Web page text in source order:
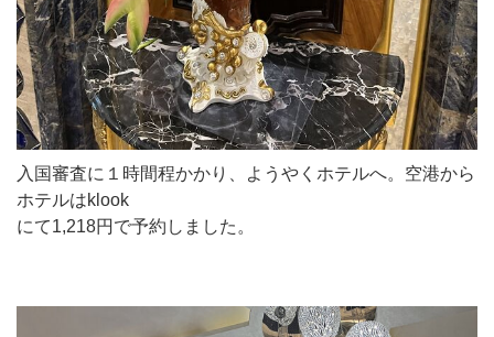
入国審査に１時間程かかり、ようやくホテルへ。空港から
ホテルはklook
にて1,218円で予約しました。